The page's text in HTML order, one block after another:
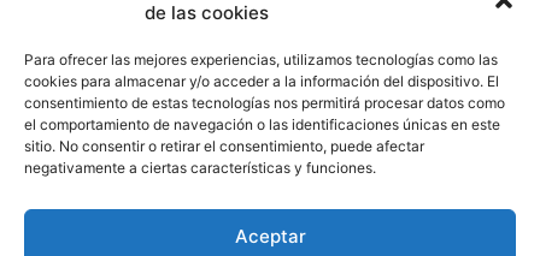
de las cookies
Para ofrecer las mejores experiencias, utilizamos tecnologías como las
cookies para almacenar y/o acceder a la información del dispositivo. El
consentimiento de estas tecnologías nos permitirá procesar datos como
el comportamiento de navegación o las identificaciones únicas en este
sitio. No consentir o retirar el consentimiento, puede afectar
negativamente a ciertas características y funciones.
Aceptar
CONTACTA CON NOSOTROS